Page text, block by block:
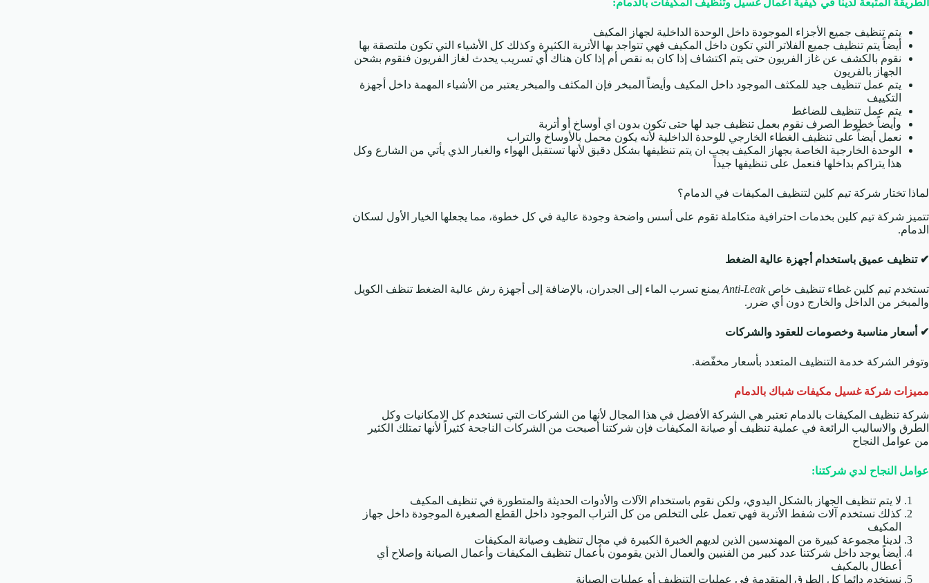
الطريقة المتبعة لدينا في كيفية اعمال غسيل وتنظيف المكيفات بالدمام:
يتم تنظيف جميع الأجزاء الموجودة داخل الوحدة الداخلية لجهاز المكيف
أيضاً يتم تنظيف جميع الفلاتر التي تكون داخل المكيف فهي تتواجد بها الأتربة الكثيرة وكذلك كل الأشياء التي تكون ملتصقة بها
نقوم بالكشف عن غاز الفريون حتى يتم اكتشاف إذا كان به نقص أم إذا كان هناك أي تسريب يحدث لغاز الفريون فنقوم بشحن
الجهاز بالفريون
يتم عمل تنظيف جيد للمكثف الموجود داخل المكيف وأيضاً المبخر فإن المكثف والمبخر يعتبر من الأشياء المهمة داخل أجهزة
التكييف
يتم عمل تنظيف للضاغط
وأيضاً خطوط الصرف نقوم بعمل تنظيف جيد لها حتى تكون بدون اي أوساخ أو أتربة
نعمل أيضاً على تنظيف الغطاء الخارجي للوحدة الداخلية لأنه يكون محمل بالأوساخ والتراب
الوحدة الخارجية الخاصة بجهاز المكيف يجب ان يتم تنظيفها بشكل دقيق لأنها تستقبل الهواء والغبار الذي يأتي من الشارع وكل
هذا يتراكم بداخلها فنعمل على تنظيفها جيداً
لماذا تختار شركة تيم كلين لتنظيف المكيفات في الدمام؟
تتميز شركة تيم كلين بخدمات احترافية متكاملة تقوم على أسس واضحة وجودة عالية في كل خطوة، مما يجعلها الخيار الأول لسكان
الدمام.
✔ تنظيف عميق باستخدام أجهزة عالية الضغط
تستخدم تيم كلين غطاء تنظيف خاصAnti-Leak يمنع تسرب الماء إلى الجدران، بالإضافة إلى أجهزة رش عالية الضغط تنظف الكويل
والمبخر من الداخل والخارج دون أي ضرر.
✔ أسعار مناسبة وخصومات للعقود والشركات
وتوفر الشركة خدمة التنظيف المتعدد بأسعار مخفّضة.
مميزات شركة غسيل مكيفات شباك بالدمام
شركة تنظيف المكيفات بالدمام تعتبر هي الشركة الأفضل في هذا المجال لأنها من الشركات التي تستخدم كل الامكانيات وكل
الطرق والاساليب الرائعة في عملية تنظيف أو صيانة المكيفات فإن شركتنا أصبحت من الشركات الناجحة كثيراً لأنها تمتلك الكثير
من عوامل النجاح
عوامل النجاح لدي شركتنا:
لا يتم تنظيف الجهاز بالشكل اليدوي، ولكن نقوم باستخدام الآلات والأدوات الحديثة والمتطورة في تنظيف المكيف
كذلك نستخدم آلات شفط الأتربة فهي تعمل على التخلص من كل التراب الموجود داخل القطع الصغيرة الموجودة داخل جهاز
المكيف
لدينا مجموعة كبيرة من المهندسين الذين لديهم الخبرة الكبيرة في مجال تنظيف وصيانة المكيفات
أيضاً يوجد داخل شركتنا عدد كبير من الفنيين والعمال الذين يقومون بأعمال تنظيف المكيفات وأعمال الصيانة وإصلاح أي
أعطال بالمكيف
نستخدم دائما كل الطرق المتقدمة في عمليات التنظيف أو عمليات الصيانة